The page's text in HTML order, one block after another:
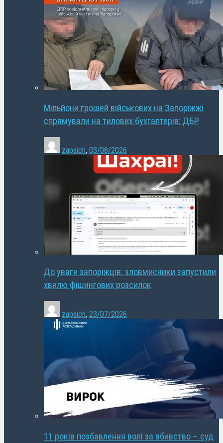
Мільйони грошей військових на Запоріжжі
спрямували на тилових бухгалтерів: ДБР
zapsich, 03/08/2026
До уваги запоріжців: зловмисники запустили
хвилю фішингових розсилок
zapsich, 23/07/2026
11 років позбавлення волі за вбивство – суд